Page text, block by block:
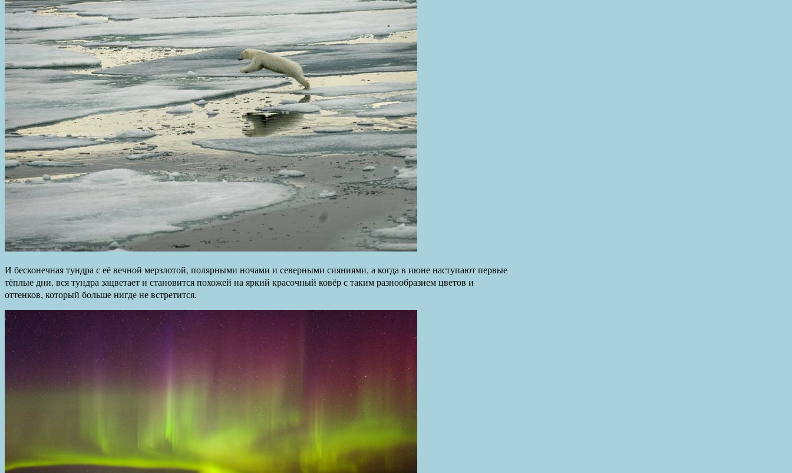
И бесконечная тундра с её вечной мерзлотой, полярными ночами и северными сияниями, а когда в июне наступают первые
тёплые дни, вся тундра зацветает и становится похожей на яркий красочный ковёр с таким разнообразием цветов и
оттенков, который больше нигде не встретится.